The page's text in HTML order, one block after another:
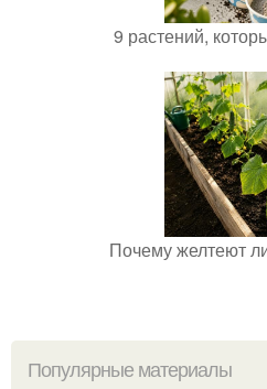
9 растений,
Почему желтеют
Популярные материалы